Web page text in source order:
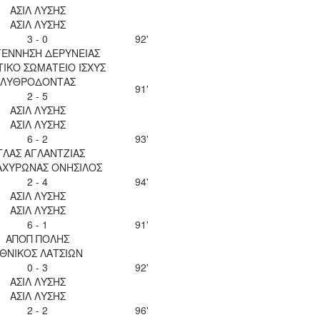
ΑΣΙΛ ΛΥΣΗΣ
ΑΣΙΛ ΛΥΣΗΣ
3 - 0
ΔΕΡΥΝΕΙΑΣ
92'
ΣΩΜΑΤΕΙΟ ΙΣΧΥΣ
ΛΥΘΡΟΔΟΝΤΑΣ
2 - 5
ΑΣΙΛ ΛΥΣΗΣ
91'
ΑΣΙΛ ΛΥΣΗΣ
6 - 2
ΑΓΛΑΝΤΖΙΑΣ
93'
ΟΝΗΣΙΛΟΣ
2 - 4
ΑΣΙΛ ΛΥΣΗΣ
94'
ΑΣΙΛ ΛΥΣΗΣ
6 - 1
ΑΠΟΠ ΠΟΛΗΣ
91'
ΛΑΤΣΙΩΝ
0 - 3
ΑΣΙΛ ΛΥΣΗΣ
92'
ΑΣΙΛ ΛΥΣΗΣ
2 - 2
96'